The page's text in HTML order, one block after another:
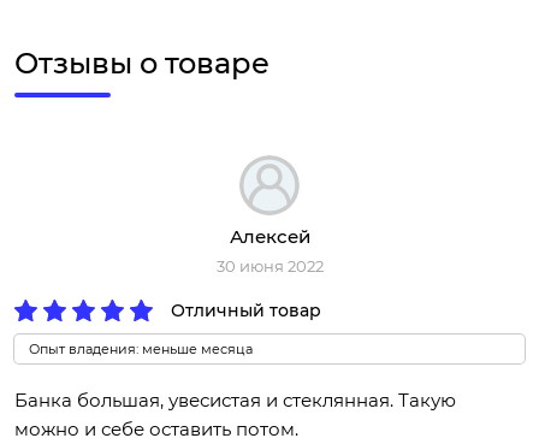
Отзывы о товаре
Алексей
30 июня 2022
Отличный товар
Опыт владения: меньше месяца
Банка большая, увесистая и стеклянная. Такую
можно и себе оставить потом.